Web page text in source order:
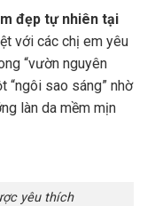
đẹp tự nhiên tại
với các chị em yêu
“vườn nguyên
“ngôi sao sáng” nhờ
làn da mềm mịn
yêu thích